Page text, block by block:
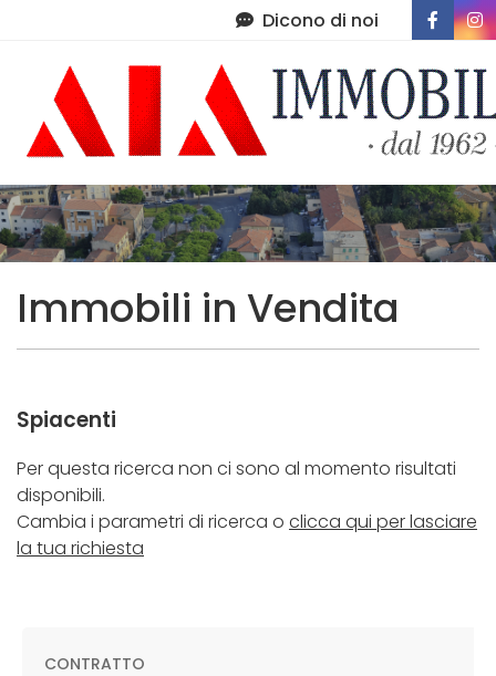
Dicono di noi
Immobili
Immobili In Vendita
Immobili In Affitto
Chi Siamo
Servizi
Di Cosa Ci Occupiamo
Amministrazione Condominiale
Lascia Una Recensione
Contatti
Immobili in Vendita
Spiacenti
Per questa ricerca non ci sono al momento risultati
disponibili.
Cambia i parametri di ricerca o clicca qui per lasciare
la tua richiesta
CONTRATTO